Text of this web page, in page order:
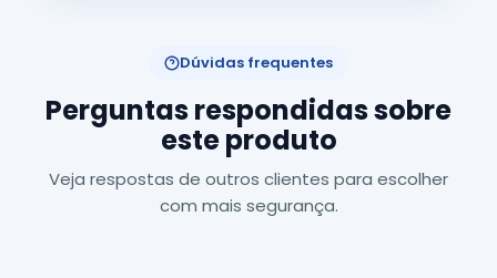
Dúvidas frequentes
Perguntas respondidas sobre
este produto
Veja respostas de outros clientes para escolher
com mais segurança.